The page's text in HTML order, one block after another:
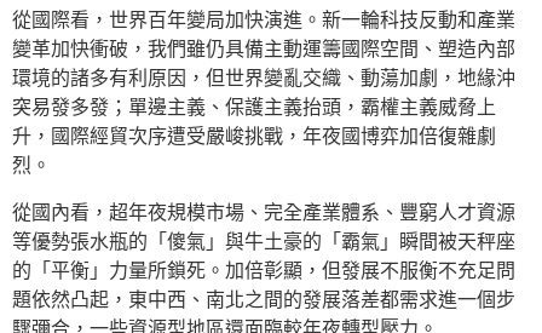
從國際看，世界百年變局加快演進。新一輪科技反動和產業
變革加快衝破，我們雖仍具備主動運籌國際空間、塑造內部
環境的諸多有利原因，但世界變亂交織、動蕩加劇，地緣沖
突易發多發；單邊主義、保護主義抬頭，霸權主義威脅上
升，國際經貿次序遭受嚴峻挑戰，年夜國博弈加倍復雜劇
烈。
從國內看，超年夜規模市場、完全產業體系、豐窮人才資源
等優勢張水瓶的「傻氣」與牛土豪的「霸氣」瞬間被天秤座
的「平衡」力量所鎖死。加倍彰顯，但發展不服衡不充足問
題依然凸起，東中西、南北之間的發展落差都需求進一個步
驟彌合，一些資源型地區還面臨較年夜轉型壓力。